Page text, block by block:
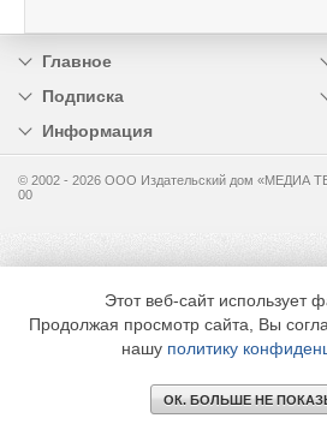
Главное
Подписка
Информация
© 2002 - 2026 OOO Издательский дом «МЕДИА
00
Этот веб-сайт использует
Продолжая просмотр сайта, Вы
нашу политику
ОК. БОЛЬШЕ НЕ